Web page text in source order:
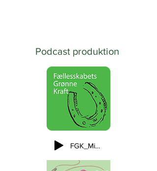
Podcast produktion
FGK_MiyawakiSkov_published_Ny_010222